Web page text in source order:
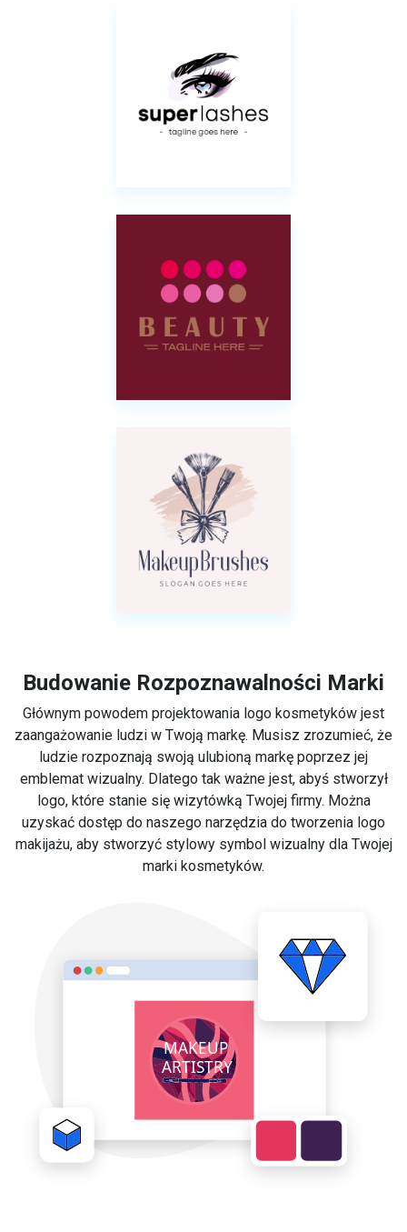
Budowanie Rozpoznawalności Marki
Głównym powodem projektowania logo kosmetyków jest
zaangażowanie ludzi w Twoją markę. Musisz zrozumieć, że
ludzie rozpoznają swoją ulubioną markę poprzez jej
emblemat wizualny. Dlatego tak ważne jest, abyś stworzył
logo, które stanie się wizytówką Twojej firmy. Można
uzyskać dostęp do naszego narzędzia do tworzenia logo
makijażu, aby stworzyć stylowy symbol wizualny dla Twojej
marki kosmetyków.